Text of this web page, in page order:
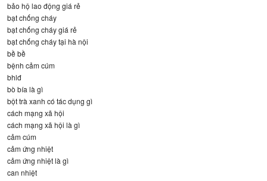
bảo hộ lao động giá rẻ
bạt chống cháy
bạt chống cháy giá rẻ
bạt chống cháy tại hà nội
bề bề
bệnh cảm cúm
bhlđ
bò bía là gì
bột trà xanh có tác dụng gì
cách mạng xã hội
cách mạng xã hội là gì
cảm cúm
cảm ứng nhiệt
cảm ứng nhiệt là gì
can nhiệt